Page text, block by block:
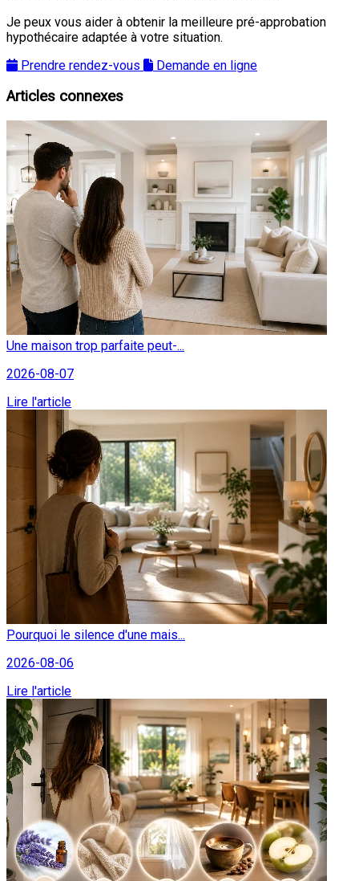
Je peux vous aider à obtenir la meilleure pré-approbation
hypothécaire adaptée à votre situation.
Prendre rendez-vous
Demande en ligne
Articles connexes
Une maison trop parfaite peut-...
2026-08-07
Lire l'article
Pourquoi le silence d'une mais...
2026-08-06
Lire l'article